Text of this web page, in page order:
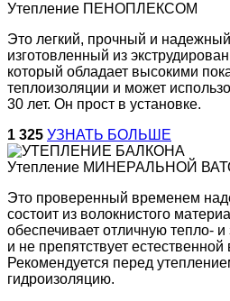
Утепление ПЕНОПЛЕКСОМ
Это легкий, прочный и
изготовленный из
который обладает высокими
теплоизоляции и может
30 лет. Он прост в установке.
1 325 УЗНАТЬ БОЛЬШЕ
Утепление МИНЕРАЛЬНОЙ
Это проверенный временем
состоит из волокнистого
обеспечивает отличную тепло-
и не препятствует естественной
Рекомендуется перед
гидроизоляцию.